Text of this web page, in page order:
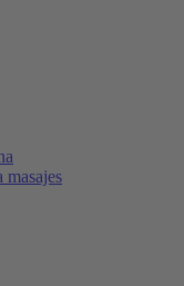
masajes